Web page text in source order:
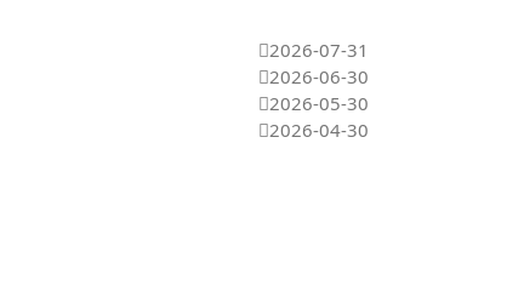
2026-07-31
2026-06-30
2026-05-30
2026-04-30